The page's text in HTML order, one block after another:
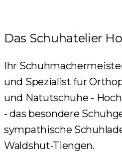
Das Schuhatelier
Ihr
und Spezialist für
und Natutschuhe -
- das besondere
sympathische
Waldshut-Tiengen.